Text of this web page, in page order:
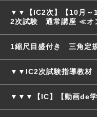
▼▼【IC2次】【10月～
2次試験 通常講座 ≪
1縮尺目盛付き 三角定
▼▼IC2次試験指導教材
▼▼▼【IC】【動画de学